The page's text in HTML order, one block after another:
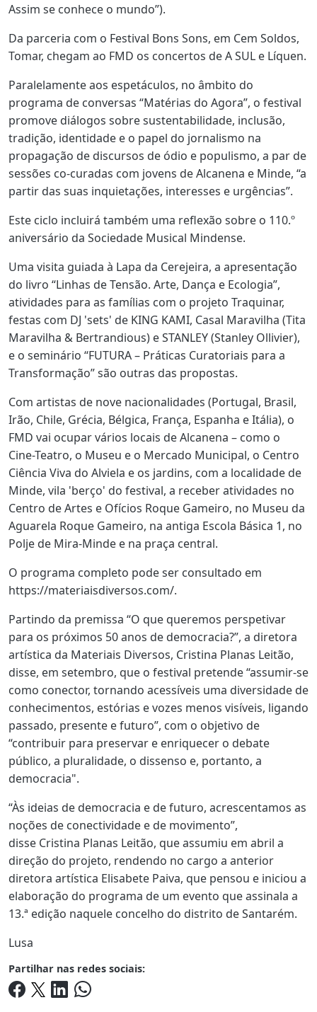
Assim se conhece o mundo”).
Da parceria com o Festival Bons Sons, em Cem Soldos,
Tomar, chegam ao FMD os concertos de A SUL e Líquen.
Paralelamente aos espetáculos, no âmbito do
programa de conversas “Matérias do Agora”, o festival
promove diálogos sobre sustentabilidade, inclusão,
tradição, identidade e o papel do jornalismo na
propagação de discursos de ódio e populismo, a par de
sessões co-curadas com jovens de Alcanena e Minde, “a
partir das suas inquietações, interesses e urgências”.
Este ciclo incluirá também uma reflexão sobre o 110.º
aniversário da Sociedade Musical Mindense.
Uma visita guiada à Lapa da Cerejeira, a apresentação
do livro “Linhas de Tensão. Arte, Dança e Ecologia”,
atividades para as famílias com o projeto Traquinar,
festas com DJ 'sets' de KING KAMI, Casal Maravilha (Tita
Maravilha & Bertrandious) e STANLEY (Stanley Ollivier),
e o seminário “FUTURA – Práticas Curatoriais para a
Transformação” são outras das propostas.
Com artistas de nove nacionalidades (Portugal, Brasil,
Irão, Chile, Grécia, Bélgica, França, Espanha e Itália), o
FMD vai ocupar vários locais de Alcanena – como o
Cine-Teatro, o Museu e o Mercado Municipal, o Centro
Ciência Viva do Alviela e os jardins, com a localidade de
Minde, vila 'berço' do festival, a receber atividades no
Centro de Artes e Ofícios Roque Gameiro, no Museu da
Aguarela Roque Gameiro, na antiga Escola Básica 1, no
Polje de Mira-Minde e na praça central.
O programa completo pode ser consultado em
https://materiaisdiversos.com/.
Partindo da premissa “O que queremos perspetivar
para os próximos 50 anos de democracia?”, a diretora
artística da Materiais Diversos, Cristina Planas Leitão,
disse, em setembro, que o festival pretende “assumir-se
como conector, tornando acessíveis uma diversidade de
conhecimentos, estórias e vozes menos visíveis, ligando
passado, presente e futuro”, com o objetivo de
“contribuir para preservar e enriquecer o debate
público, a pluralidade, o dissenso e, portanto, a
democracia".
“Às ideias de democracia e de futuro, acrescentamos as
noções de conectividade e de movimento”,
disse Cristina Planas Leitão, que assumiu em abril a
direção do projeto, rendendo no cargo a anterior
diretora artística Elisabete Paiva, que pensou e iniciou a
elaboração do programa de um evento que assinala a
13.ª edição naquele concelho do distrito de Santarém.
Lusa
Partilhar nas redes sociais: